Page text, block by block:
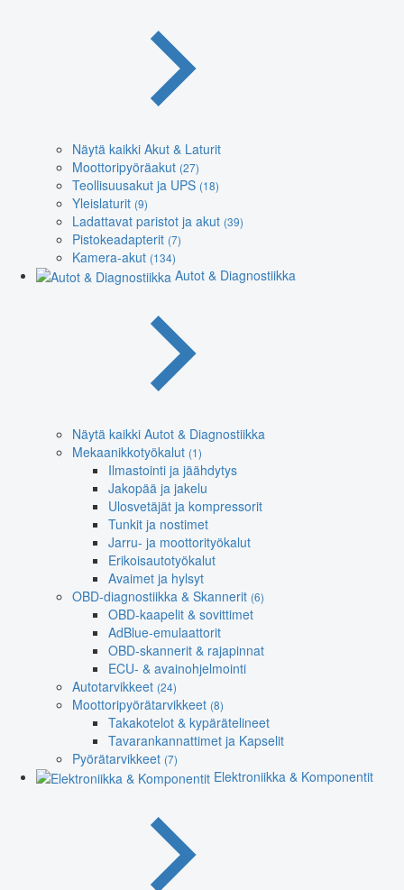
Näytä kaikki Akut & Laturit
Moottoripyöräakut (27)
Teollisuusakut ja UPS (18)
Yleislaturit (9)
Ladattavat paristot ja akut (39)
Pistokeadapterit (7)
Kamera-akut (134)
Autot & Diagnostiikka
Näytä kaikki Autot & Diagnostiikka
Mekaanikkotyökalut (1)
Ilmastointi ja jäähdytys
Jakopää ja jakelu
Ulosvetäjät ja kompressorit
Tunkit ja nostimet
Jarru- ja moottorityökalut
Erikoisautotyökalut
Avaimet ja hylsyt
OBD-diagnostiikka & Skannerit (6)
OBD-kaapelit & sovittimet
AdBlue-emulaattorit
OBD-skannerit & rajapinnat
ECU- & avainohjelmointi
Autotarvikkeet (24)
Moottoripyörätarvikkeet (8)
Takakotelot & kypärätelineet
Tavarankannattimet ja Kapselit
Pyörätarvikkeet (7)
Elektroniikka & Komponentit